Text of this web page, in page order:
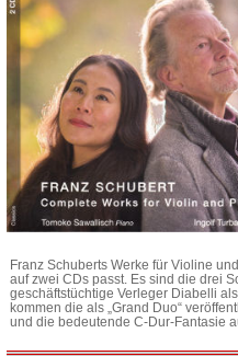
Franz Schuberts Werke für Violine
auf zwei CDs passt. Es sind die drei
geschäftstüchtige Verleger Diabelli
kommen die als „Grand Duo“
und die bedeutende C-Dur-Fantasie